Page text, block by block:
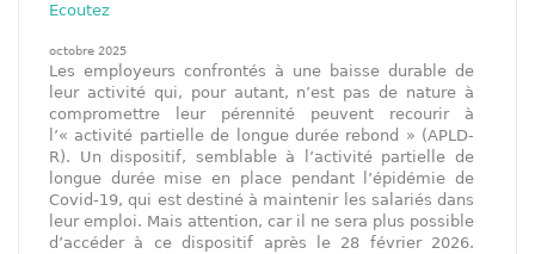
Ecoutez
octobre 2025
Les employeurs confrontés à une baisse durable de
leur activité qui, pour autant, n’est pas de nature à
compromettre leur pérennité peuvent recourir à
l’« activité partielle de longue durée rebond » (APLD-
R). Un dispositif, semblable à l’activité partielle de
longue durée mise en place pendant l’épidémie de
Covid-19, qui est destiné à maintenir les salariés dans
leur emploi. Mais attention, car il ne sera plus possible
d’accéder à ce dispositif après le 28 février 2026.